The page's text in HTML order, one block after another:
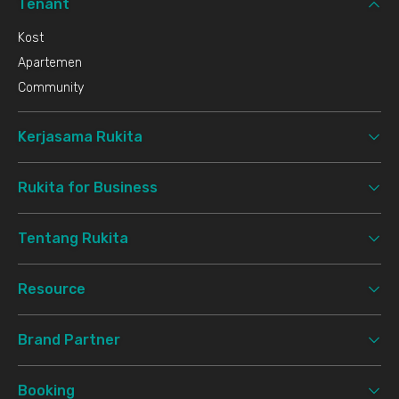
Tenant
Kost
Apartemen
Community
Kerjasama Rukita
Rukita for Business
Tentang Rukita
Resource
Brand Partner
Booking